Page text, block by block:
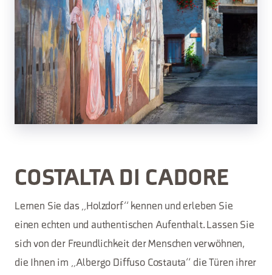
COSTALTA DI CADORE
Lernen Sie das „Holzdorf“ kennen und erleben Sie
einen echten und authentischen Aufenthalt. Lassen Sie
sich von der Freundlichkeit der Menschen verwöhnen,
die Ihnen im „Albergo Diffuso Costauta“ die Türen ihrer